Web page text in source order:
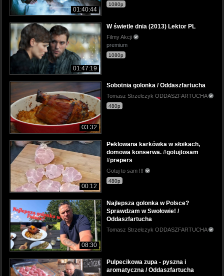
01:40:44
1080p
01:47:19
W świetle dnia (2013) Lektor PL
Filmy Akcji
premium
1080p
03:32
Sobotnia golonka / Oddaszfartucha
Tomasz Strzelczyk ODDASZFARTUCHA
480p
00:12
Peklowana karkówka w słoikach,
domowa konserwa. #gotujtosam
#prepers
Gotuj to sam !!!
480p
08:30
Najlepsza golonka w Polsce?
Sprawdzam w Swołowie! /
Oddaszfartucha
Tomasz Strzelczyk ODDASZFARTUCHA
Pulpecikowa zupa - pyszna i
aromatyczna / Oddaszfartucha